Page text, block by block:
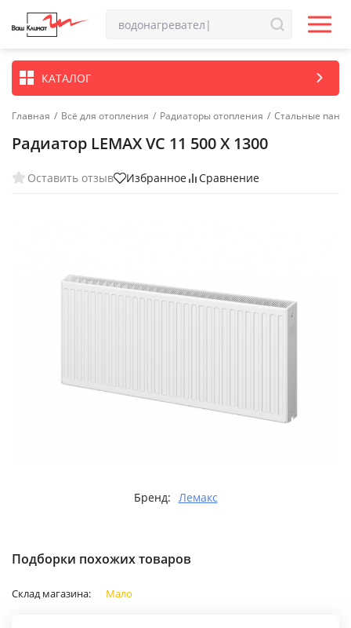
КАТАЛОГ
Главная / Всё для отопления / Радиаторы отопления / Стальные
Радиатор LEMAX VC 11 500 X 1300
Оставить отзыв Избранное Сравнение
Бренд: Лемакс
Подборки похожих товаров
Склад магазина: Мало